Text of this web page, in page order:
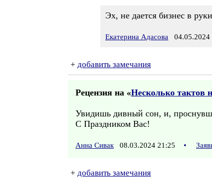
Эх, не дается бизнес в
Екатерина Адасова 04.05.2024
+ добавить замечания
Рецензия на «Несколько тактов
Увидишь дивный сон, и,
С Праздником Вас!
Анна Сивак 08.03.2024 21:25 •
+ добавить замечания